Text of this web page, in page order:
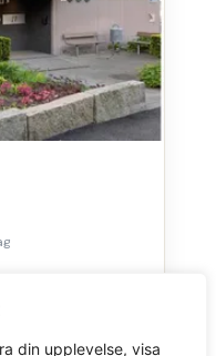
din upplevelse, visa